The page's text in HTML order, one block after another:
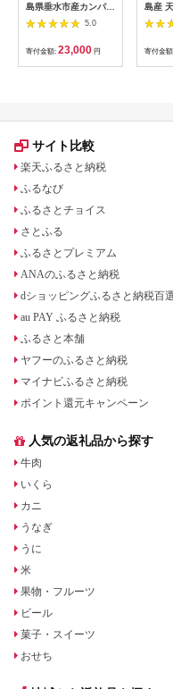
島県垂水市産カンパチ
『海の桜勘』よくばり
コース(カマ付半身約
1kg+調味料3本)魚 魚
介 海鮮 セット カンパ
チ かんぱち 勘八 刺身
業協同組合】B2-0112
5.0
寄付金額: 23,000 円
島産
500g
真空
魚 さ
さしみ
丼 海
寄付金
サイト比較
楽天ふるさと納税
ふるなび
ふるさとチョイス
さとふる
ふるさとプレミアム
ANAのふるさと納税
dショッピングふるさと納税百
au PAY ふるさと納税
ふるさと本舗
ヤフーのふるさと納税
マイナビふるさと納税
ポイント還元キャンペーン
人気の返礼品から探す
牛肉
いくら
カニ
うなぎ
うに
米
果物・フルーツ
ビール
菓子・スイーツ
おせち